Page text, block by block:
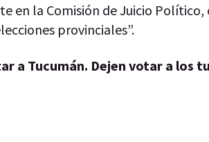
en la Comisión de Juicio Político,
provinciales”.
a Tucumán. Dejen votar a los